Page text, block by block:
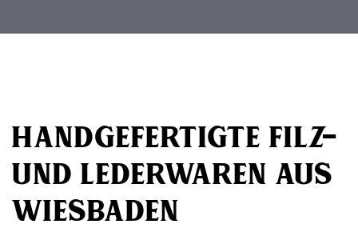
Handgefertigte Filz-
und Lederwaren aus
Wiesbaden
Beitragsnavigation